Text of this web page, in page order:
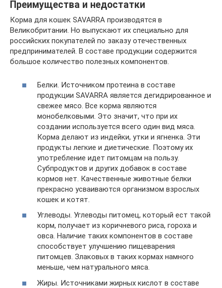
Преимущества и недостатки
Корма для кошек SAVARRA производятся в
Великобритании. Но выпускают их специально для
российских покупателей по заказу отечественных
предпринимателей. В составе продукции содержится
большое количество полезных компонентов.
Белки. Источником протеина в составе
продукции SAVARRA является дегидрированное и
свежее мясо. Все корма являются
монобелковыми. Это значит, что при их
создании используется всего один вид мяса.
Корма делают из индейки, утки и ягненка. Эти
продукты легкие и диетические. Поэтому их
употребление идет питомцам на пользу.
Субпродуктов и других добавок в составе
кормов нет. Качественные животные белки
прекрасно усваиваются организмом взрослых
кошек и котят.
Углеводы. Углеводы питомец, который ест такой
корм, получает из коричневого риса, гороха и
овса. Наличие таких компонентов в составе
способствует улучшению пищеварения
питомцев. Злаковых в таких кормах намного
меньше, чем натурального мяса.
Жиры. Источниками жирных кислот в составе